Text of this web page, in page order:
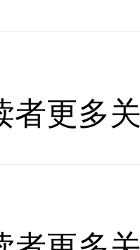
者更多